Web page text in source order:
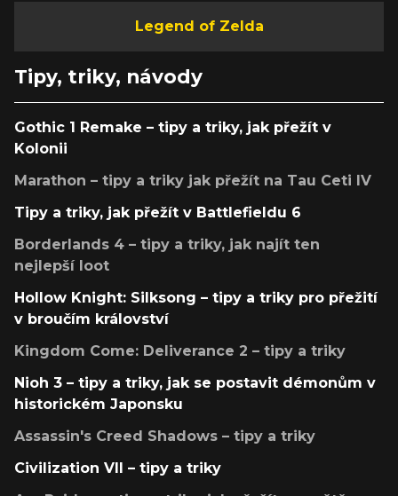
Legend of Zelda
Tipy, triky, návody
Gothic 1 Remake – tipy a triky, jak přežít v
Kolonii
Marathon – tipy a triky jak přežít na Tau Ceti IV
Tipy a triky, jak přežít v Battlefieldu 6
Borderlands 4 – tipy a triky, jak najít ten
nejlepší loot
Hollow Knight: Silksong – tipy a triky pro přežití
v broučím království
Kingdom Come: Deliverance 2 – tipy a triky
Nioh 3 – tipy a triky, jak se postavit démonům v
historickém Japonsku
Assassin's Creed Shadows – tipy a triky
Civilization VII – tipy a triky